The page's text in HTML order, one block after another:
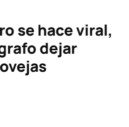
se hace viral,
dejar